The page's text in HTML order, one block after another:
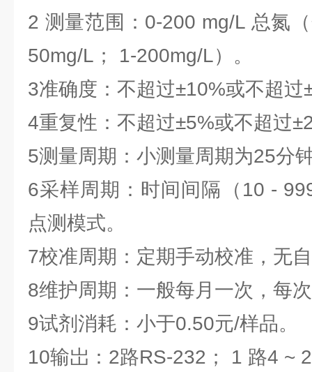
2 测量范围：0-200 mg/L 总氮
50mg/L； 1-200mg/L）。
3准确度：不超过±10%或不超过
4重复性：不超过±5%或不超过
5测量周期：小测量周期为25分
6采样周期：时间间隔（10 -
点测模式。
7校准周期：定期手动校准，无
8维护周期：一般每月一次，每
9试剂消耗：小于0.50元/样品。
10输岀：2路RS-232； 1 路4 ~